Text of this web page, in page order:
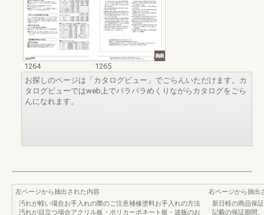
1264
1265
お探しのページは「カタログビュー」でごらんいただけます。カ
タログビューではweb上でパラパラめくりながらカタログをごら
んになれます。
左ページから抽出された内容
汚れが軽い場合お手入れの際のご注意補修塗料お手入れの方法
汚れが目立つ場合アクリル板・ポリカーボネート板・波板のお
右ページから抽出
新日軽の商品保
記載の保証期間